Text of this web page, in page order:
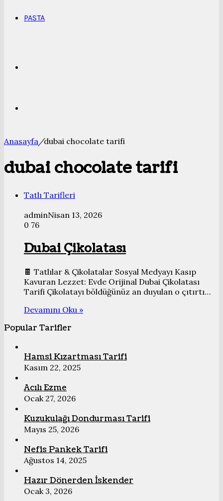
PASTA
yap
Anasayfa/dubai chocolate tarifi
dubai chocolate tarifi
Tatlı Tarifleri
adminNisan 13, 2026
0 76
Dubai Çikolatası
🍫 Tatlılar & Çikolatalar Sosyal Medyayı Kasıp
Kavuran Lezzet: Evde Orijinal Dubai Çikolatası
Tarifi Çikolatayı böldüğünüz an duyulan o çıtırtı…
Devamını Oku »
Popular Tarifler
Hamsi Kızartması Tarifi
Kasım 22, 2025
Acılı Ezme
Ocak 27, 2026
Kuzukulağı Dondurması Tarifi
Mayıs 25, 2026
Nefis Pankek Tarifi
Ağustos 14, 2025
Hazır Dönerden İskender
Ocak 3, 2026